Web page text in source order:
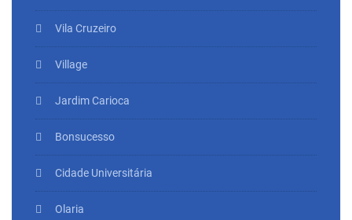
Vila Cruzeiro
Village
Jardim Carioca
Bonsucesso
Cidade Universitária
Olaria